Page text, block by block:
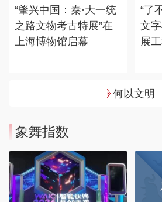
“肇兴中国：秦·大一统
之路文物考古特展”在
上海博物馆启幕
“了
文
展
何以文明
象舞指数